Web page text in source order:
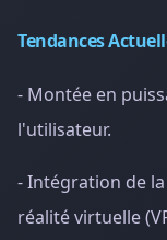
Tendances
- Montée en
l'utilisateur.
- Intégration de
réalité virtuelle